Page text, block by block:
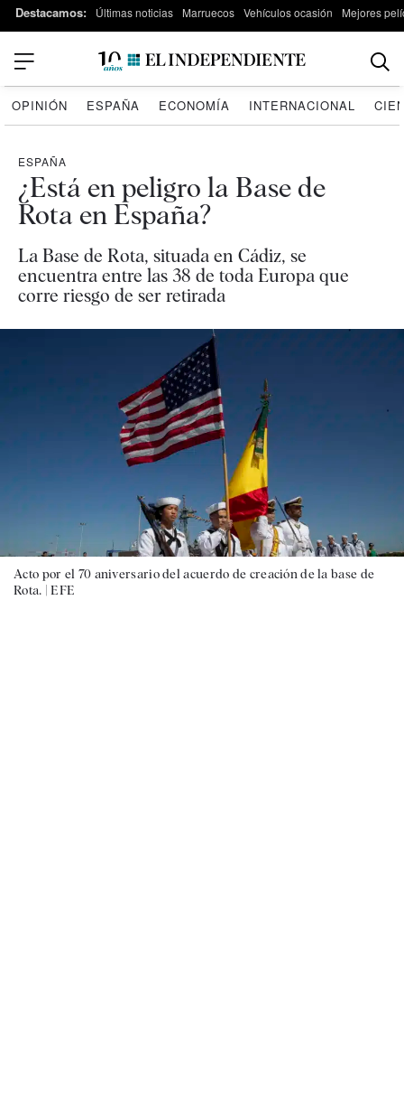
Destacamos: Últimas noticias Marruecos Vehículos ocasión Mejores
OPINIÓN ESPAÑA ECONOMÍA INTERNACIONAL
ESPAÑA
¿Está en peligro la Base de
Rota en España?
La Base de Rota, situada en Cádiz, se
encuentra entre las 38 de toda Europa que
corre riesgo de ser retirada
Acto por el 70 aniversario del acuerdo de creación de la base de
Rota. |EFE